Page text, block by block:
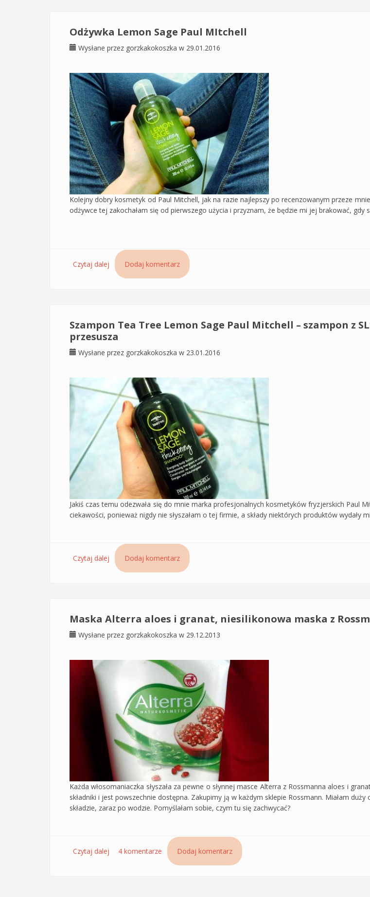
Odżywka Lemon Sage Paul MItchell
Wysłane przez gorzkakokoszka w 29.01.2016
Kolejny dobry kosmetyk od Paul Mitchell, jak na razie najlepszy po recenzowanym przeze
odżywce tej zakochałam się od pierwszego użycia i przyznam, że będzie mi jej brakować, gdy
Czytaj dalej wpis Odżywka Lemon Sage Paul MItchell
Dodaj komentarz
Szampon Tea Tree Lemon Sage Paul Mitchell – szampon z
przesusza
Wysłane przez gorzkakokoszka w 23.01.2016
Jakiś czas temu odezwała się do mnie marka profesjonalnych kosmetyków fryzjerskich Paul
ciekawości, ponieważ nigdy nie słyszałam o tej firmie, a składy niektórych produktów wydały
Czytaj dalej wpis Szampon Tea Tree Lemon Sage Paul Mitchell – szampon z SLS i SLSes,
Dodaj komentarz
Maska Alterra aloes i granat, niesilikonowa maska z
Wysłane przez gorzkakokoszka w 29.12.2013
Każda włosomaniaczka słyszała za pewne o słynnej masce Alterra z Rossmanna aloes i
składniki i jest powszechnie dostępna. Zakupimy ją w każdym sklepie Rossmann. Miałam
składzie, zaraz po wodzie. Pomyślałam sobie, czym tu się zachwycać?
Czytaj dalej wpis Maska Alterra aloes i granat, niesilikonowa maska z Rossmanna
4 komentarze Dodaj komentarz